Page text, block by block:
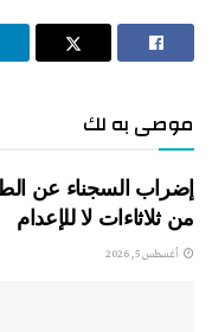
موصى به لك
من ثلاثاءات لا للإعدام
أغسطس 5, 2026